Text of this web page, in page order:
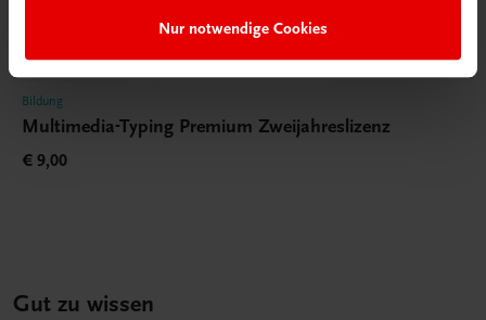
Nur notwendige Cookies
Bildung
Multimedia-Typing Premium Zweijahreslizenz
€ 9,00
Gut zu wissen